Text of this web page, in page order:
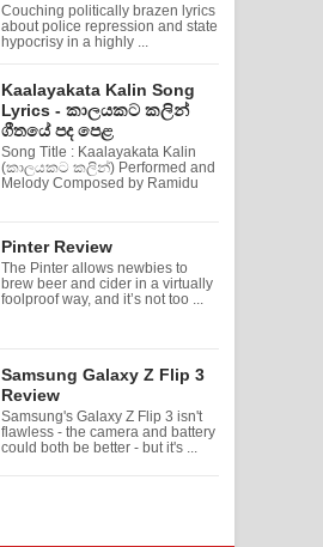
Couching politically brazen lyrics
about police repression and state
hypocrisy in a highly ...
Kaalayakata Kalin Song
Lyrics - කාලයකට කලින්
ගීතයේ පද පෙළ
Song Title : Kaalayakata Kalin
(කාලයකට කලින්) Performed and
Melody Composed by Ramidu
Pinter Review
The Pinter allows newbies to
brew beer and cider in a virtually
foolproof way, and it’s not too ...
Samsung Galaxy Z Flip 3
Review
Samsung's Galaxy Z Flip 3 isn't
flawless - the camera and battery
could both be better - but it's ...